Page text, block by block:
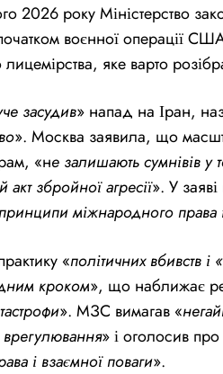
2026 року Міністерство
початком воєнної операції
яке варто
засудив» напад на Іран,
». Москва заявила, що
«не залишають сумнівів
збройної агресії». У
міжнародного
«політичних вбивств
ним кроком», що наближає
». МЗС вимагав «
» і оголосив про
і взаємної поваги».